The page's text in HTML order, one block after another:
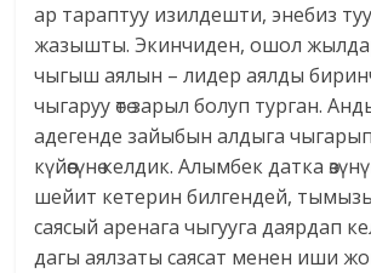
ар тараптуу изилдешти, энебиз
жазышты. Экинчиден, ошол
чыгыш аялын – лидер аялды
чыгаруу өтө зарыл болуп турган.
адегенде зайыбын алдыга
күйөөсүнө келдик. Алымбек датка
шейит кетерин билгендей,
саясый аренага чыгууга даярдап
дагы аялзаты саясат менен иши